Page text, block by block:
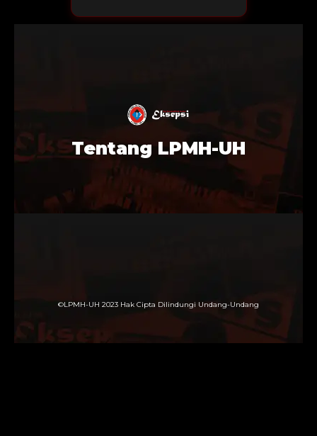
Tentang LPMH-UH
©LPMH-UH 2023 Hak Cipta Dilindungi Undang-Undang